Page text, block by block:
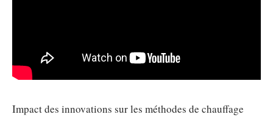
Impact des innovations sur les méthodes de chauffage